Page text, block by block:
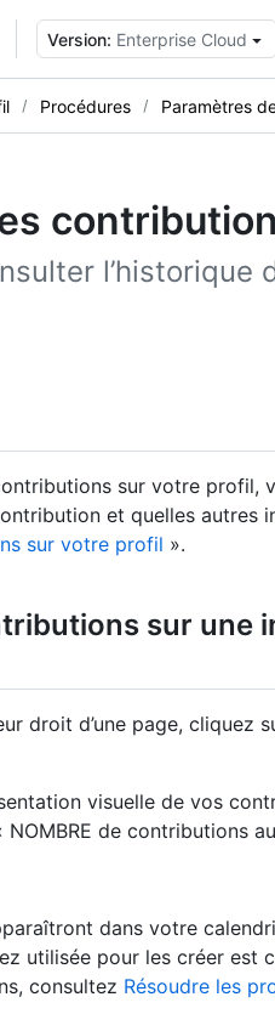
Version: Enterprise Cloud
Procédures Paramètres
sur votre profil,
et quelles autres
sur votre profil ».
sur une
droit d’une page, cliquez
visuelle de vos
de contributions
dans votre
utilisée pour les créer est
consultez Résoudre les